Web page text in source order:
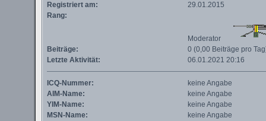
Registriert am:
29.01.2015
Rang:
Moderator
Beiträge:
0 (0,00 Beiträge pro
Letzte Aktivität:
06.01.2021 20:16
ICQ-Nummer:
keine Angabe
AIM-Name:
keine Angabe
YIM-Name:
keine Angabe
MSN-Name:
keine Angabe